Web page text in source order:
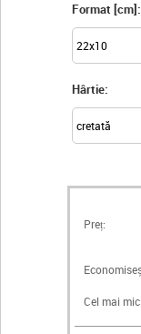
Format [cm]:
Hârtie:
Preț:
Cel mai